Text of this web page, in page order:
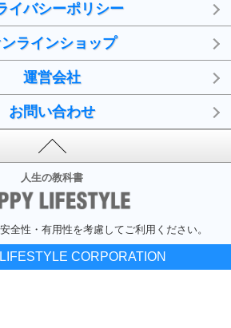
イバシーポリシー
ラインショップ
運営会社
お問い合わせ
人生の教科書
全性・有用性を考慮してご利用ください。
CORPORATION